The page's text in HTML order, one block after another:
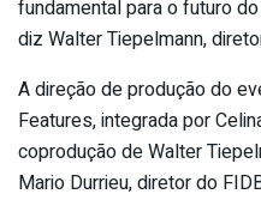
fundamental para o futuro
diz Walter Tiepelmann,
A direção de produção do
Features, integrada por
coprodução de Walter
Mario Durrieu, diretor do